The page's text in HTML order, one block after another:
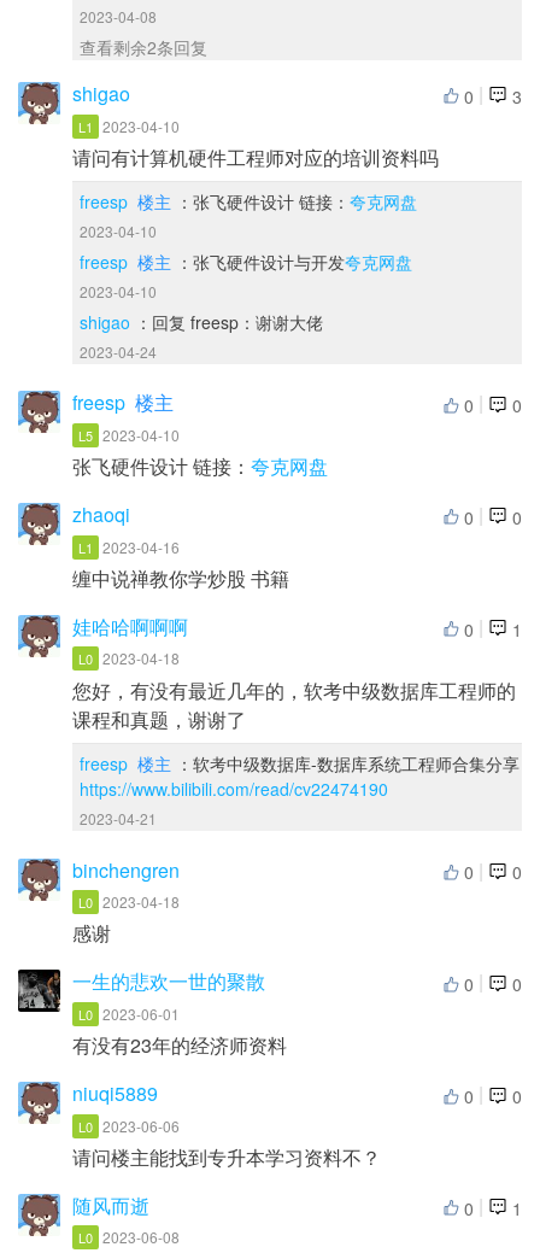
2023-04-08
查看剩余2条回复
0 | 3
shigao
L1 2023-04-10
请问有计算机硬件工程师对应的培训资料吗
freesp 楼主 ：张飞硬件设计 链接： 夸克网盘
2023-04-10
freesp 楼主 ：张飞硬件设计与开发夸克网盘
2023-04-10
shigao ：回复 freesp：谢谢大佬
2023-04-24
0 | 0
freesp 楼主
L5 2023-04-10
张飞硬件设计 链接： 夸克网盘
0 | 0
zhaoqi
L1 2023-04-16
缠中说禅教你学炒股 书籍
0 | 1
娃哈哈啊啊啊
L0 2023-04-18
您好，有没有最近几年的，软考中级数据库工程师的
课程和真题，谢谢了
freesp 楼主 ：软考中级数据库-数据库系统工程师合集分享
https://www.bilibili.com/read/cv22474190
2023-04-21
0 | 0
binchengren
L0 2023-04-18
感谢
0 | 0
一生的悲欢一世的聚散
L0 2023-06-01
有没有23年的经济师资料
0 | 0
niuqi5889
L0 2023-06-06
请问楼主能找到专升本学习资料不？
0 | 1
随风而逝
L0 2023-06-08